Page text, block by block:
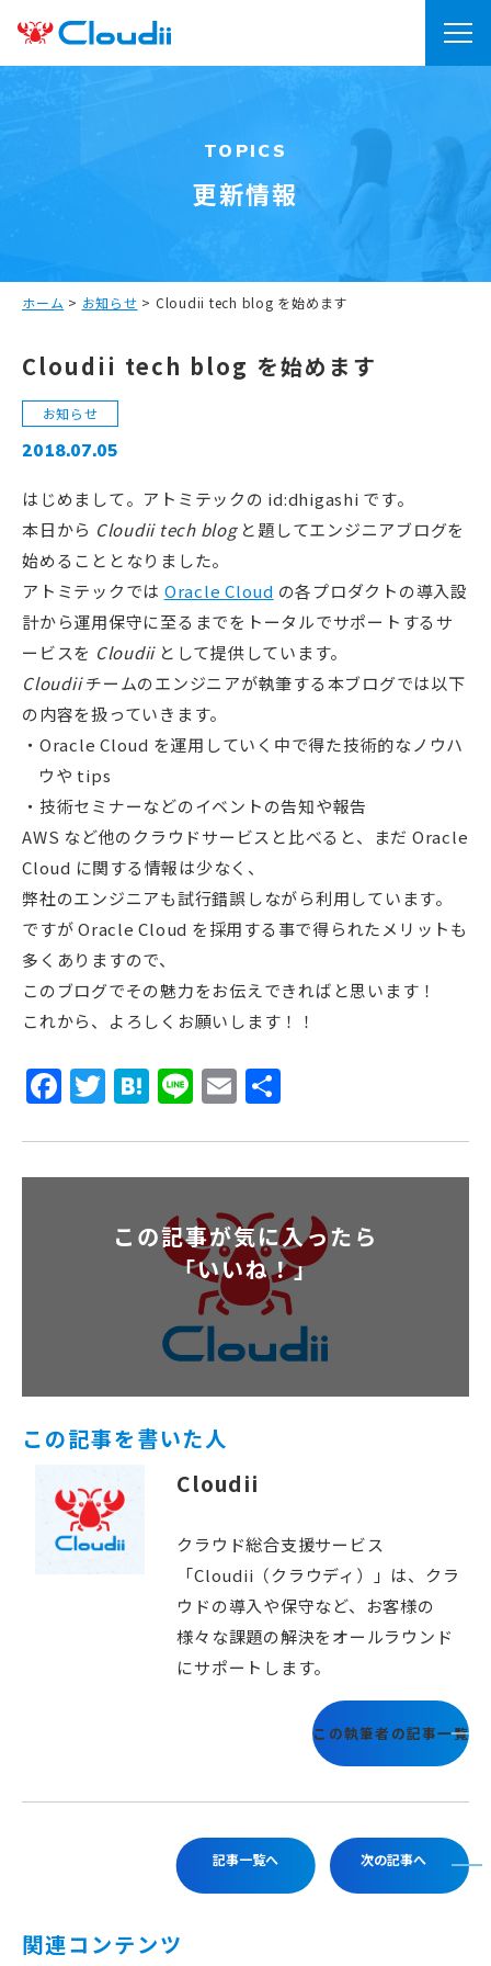
TOPICS
更新情報
ホーム > お知らせ > Cloudii tech blog を始めます
Cloudii tech blog を始めます
お知らせ
2018.07.05
はじめまして。アトミテックの id:dhigashi です。
本日から Cloudii tech blogと題してエンジニアブログを
始めることとなりました。
アトミテックでは Oracle Cloud の各プロダクトの導入設
計から運用保守に至るまでをトータルでサポートするサ
ービスを Cloudiiとして提供しています。
Cloudiiチームのエンジニアが執筆する本ブログでは以下
の内容を扱っていきます。
Oracle Cloud を運用していく中で得た技術的なノウハ
ウや tips
技術セミナーなどのイベントの告知や報告
AWS など他のクラウドサービスと比べると、まだ Oracle
Cloud に関する情報は少なく、
弊社のエンジニアも試行錯誤しながら利用しています。
ですが Oracle Cloud を採用する事で得られたメリットも
多くありますので、
このブログでその魅力をお伝えできればと思います！
これから、よろしくお願いします！！
Facebook
Twitter
Hatena
LineEmail
この記事が気に入ったら
「いいね！」
この記事を書いた人
Cloudii
クラウド総合支援サービス
「Cloudii（クラウディ）」は、クラ
ウドの導入や保守など、お客様の
様々な課題の解決をオールラウンド
にサポートします。
この執筆者の記事一覧
記事一覧へ 次の記事へ
関連コンテンツ